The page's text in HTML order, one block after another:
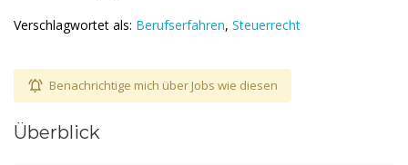
Verschlagwortet als: Berufserfahren, Steuerrecht
Benachrichtige mich über Jobs wie diesen
Überblick